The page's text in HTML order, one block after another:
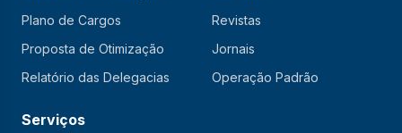
Plano de Cargos
Proposta de Otimização
Relatório das Delegacias
Revistas
Jornais
Operação Padrão
Serviços